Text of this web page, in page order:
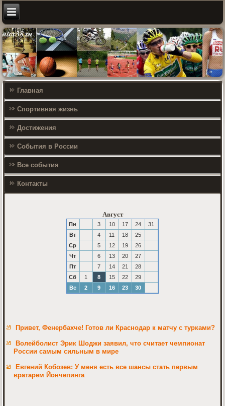
Главная
Спортивная жизнь
Достижения
События в России
Все события
Контакты
Август
Пн 3 10 17 24
31
Вт
4 11 18
25
Ср
5 12 19
26
Чт
6 13 20
27
Пт
7 14 21
28
Сб
1 8 15 22
29
Вс
2 9 16 23 30
Привет, Фенербахче! Готов ли Краснодар к матчу с турками?
Волейболист Эрик Шоджи заявил, что считает чемпионат
России самым сильным в мире
Евгений Кобозев: У меня есть все шансы стать первым
вратарем Йончепинга